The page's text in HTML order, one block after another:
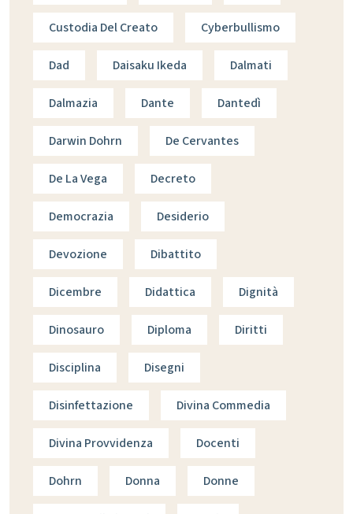
Custodia Del Creato Cyberbullismo
Dad Daisaku Ikeda Dalmati
Dalmazia Dante Dantedì
Darwin Dohrn De Cervantes
De La Vega Decreto
Democrazia Desiderio
Devozione Dibattito
Dicembre Didattica Dignità
Dinosauro Diploma Diritti
Disciplina Disegni
Disinfettazione Divina Commedia
Divina Provvidenza Docenti
Dohrn Donna Donne